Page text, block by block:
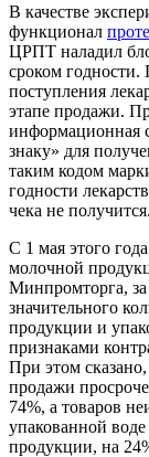
В качестве
функционал
ЦРПТ наладил
сроком годности.
поступления
этапе продажи.
информационная
знаку» для
таким кодом
годности
чека не получится.
С 1 мая этого
молочной
Минпромторга, за
значительного
продукции и
признаками
При этом
продажи
74%, а товаров
упакованной
продукции, на